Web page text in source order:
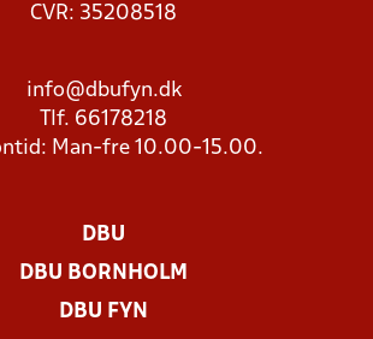
CVR: 35208518
info@dbufyn.dk
Tlf. 66178218
Man-fre 10.00-15.00.
DBU
DBU BORNHOLM
DBU FYN